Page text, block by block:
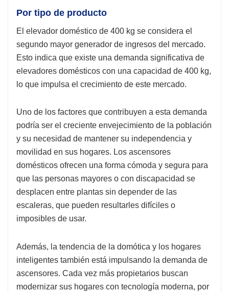
Por tipo de producto
El elevador doméstico de 400 kg se considera el
segundo mayor generador de ingresos del mercado.
Esto indica que existe una demanda significativa de
elevadores domésticos con una capacidad de 400 kg,
lo que impulsa el crecimiento de este mercado.
Uno de los factores que contribuyen a esta demanda
podría ser el creciente envejecimiento de la población
y su necesidad de mantener su independencia y
movilidad en sus hogares. Los ascensores
domésticos ofrecen una forma cómoda y segura para
que las personas mayores o con discapacidad se
desplacen entre plantas sin depender de las
escaleras, que pueden resultarles difíciles o
imposibles de usar.
Además, la tendencia de la domótica y los hogares
inteligentes también está impulsando la demanda de
ascensores. Cada vez más propietarios buscan
modernizar sus hogares con tecnología moderna, por